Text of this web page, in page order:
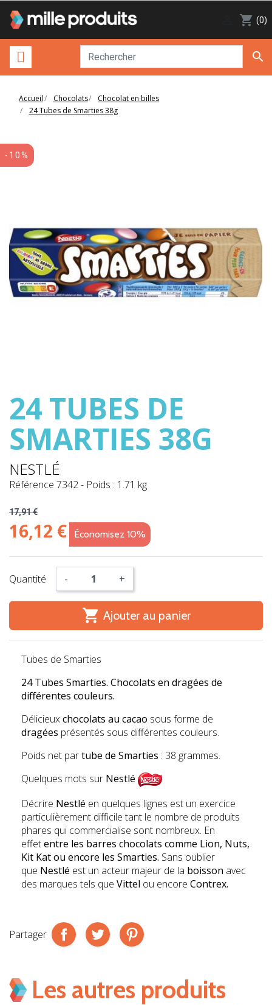
shopping_cart (0)

Accueil Chocolats
Chocolat en billes
24 Tubes de Smarties 38g
-10%
24 TUBES DE
SMARTIES 38G
NESTLÉ
Référence 7342- Poids : 1.71 kg
17,91 €
16,12 € Économisez 10%
Quantité - +
 Ajouter au panier
Tubes de Smarties
24 Tubes Smarties. Chocolats en dragées de
différentes couleurs.
Délicieuxchocolats au cacao sous forme de
dragées présentés sous différentes couleurs.
Poids net partube de Smarties : 38 grammes.
Quelques mots sur Nestlé
Décrire Nestlé en quelques lignes est un exercice
particulièrement difficile tant le nombre de produits
phares qui commercialise sont nombreux. En
effetentre les barres chocolats comme Lion, Nuts,
Kit Katou encore les Smarties. Sans oublier
que Nestlé est un acteur majeur de la boisson avec
des marques tels que Vittel ou encore Contrex.
Partager
Les autres produits